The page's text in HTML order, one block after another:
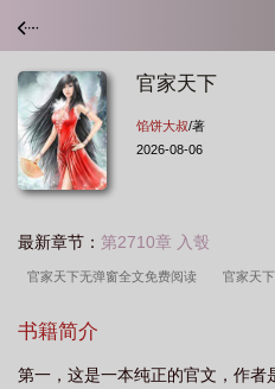
官家天下
馅饼大叔/著
2026-08-06
最新章节： 第2710章 入彀
官家天下无弹窗全文免费阅读 官家天
间 官家天下最新章节
家天下正版全文阅读 官家天下正版全文
书籍简介
第一，这是一本纯正的官文，作者